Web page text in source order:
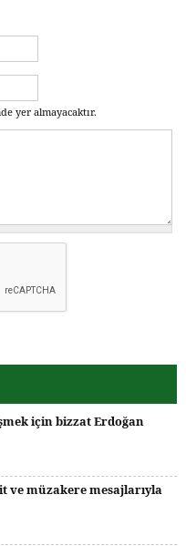
yer almayacaktır.
için bizzat Erdoğan
ve müzakere mesajlarıyla